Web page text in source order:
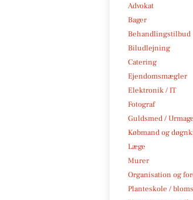
Advokat
Bager
Behandlingstilbud
Biludlejning
Catering
Ejendomsmægler
Elektronik / IT
Fotograf
Guldsmed /
Købmand og
Læge
Murer
Organisation og
Planteskole /